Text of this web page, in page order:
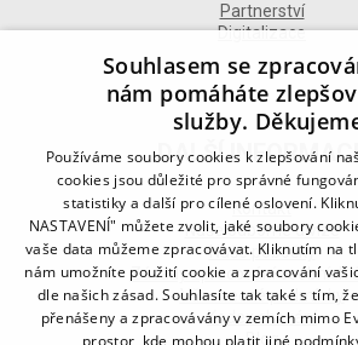
Partnerství
Digitalizace
DALŠÍ
Kontakt
Naše odborné divize
Naše pobočky
Zásady zpracování osobních
Všeobecné podmínky
Kodex chování
Blog
Souhlasem se
nám pomáháte
služby.
Používáme soubory cookies k zlepšování
cookies jsou důležité pro správné
statistiky a další pro cílené oslovení.
NASTAVENÍ" můžete zvolit, jaké soubory
vaše data můžeme zpracovávat. Kliknutím na
nám umožníte použití cookie a zpracování
dle našich zásad. Souhlasíte tak také s tím,
přenášeny a zpracovávány v zemích mimo
prostor, kde mohou platit jiné